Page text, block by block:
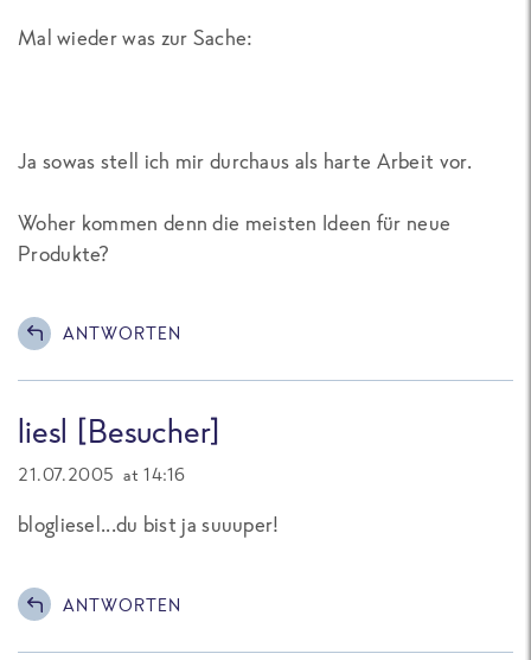
Mal wieder was zur Sache:
Ja sowas stell ich mir durchaus als harte Arbeit vor.
Woher kommen denn die meisten Ideen für neue
Produkte?
ANTWORTEN
liesl [Besucher]
21.07.2005 at 14:16
blogliesel...du bist ja suuuper!
ANTWORTEN